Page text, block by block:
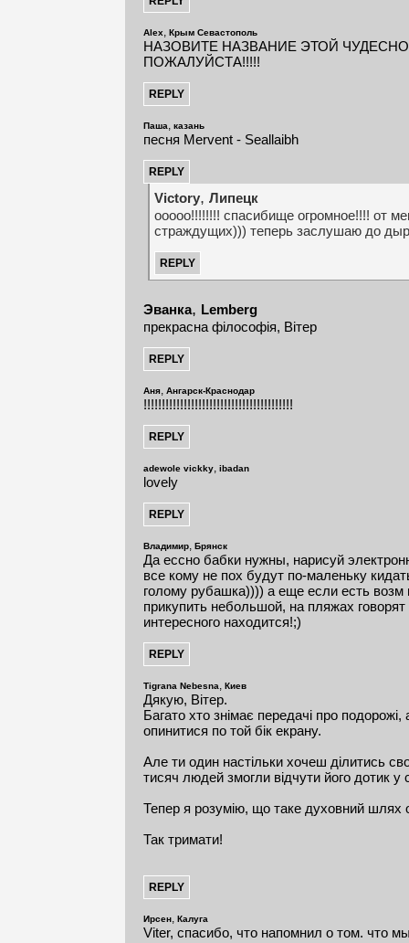
Alex, Крым Севастополь
НАЗОВИТЕ НАЗВАНИЕ ЭТОЙ
ПОЖАЛУЙСТА!!!!!
Паша, казань
песня Mervent - Seallaibh
Victory, Липецк
ооооо!!!!!!!! спасибище огромное!!!! от
страждущих))) теперь заслушаю до
Эванка, Lemberg
прекрасна філософія, Вітер
Аня, Ангарск-Краснодар
!!!!!!!!!!!!!!!!!!!!!!!!!!!!!!!!!!!!!!!!!
adewole vickky, ibadan
lovely
Владимир, Брянск
Да ессно бабки нужны, нарисуй
все кому не пох будут по-маленьку
голому рубашка)))) а еще если есть
прикупить небольшой, на пляжах говорят
интересного находится!;)
Tigrana Nebesna, Киев
Дякую, Вітер.
Багато хто знімає передачі про
опинитися по той бік екрану.
Але ти один настільки хочеш ділитись
тисяч людей змогли відчути його дотик у
Тепер я розумію, що таке духовний шлях
Так тримати!
Ирсен, Калуга
Viter, спасибо, что напомнил о том. что